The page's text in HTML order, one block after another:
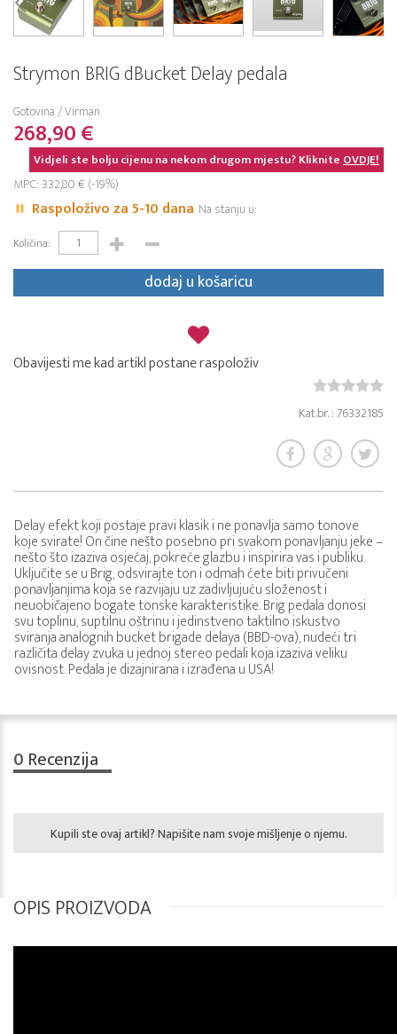
Strymon BRIG dBucket Delay pedala
Gotovina / Virman
268,90 €
Vidjeli ste bolju cijenu na nekom drugom mjestu? KlikniteOVDJE!
MPC: 332,80 € (-19%)
Raspoloživo za 5-10 dana Na stanju u:
Količina:
dodaj u košaricu
Obavijesti me kad artikl postane raspoloživ
Kat.br. : 76332185
Delay efekt koji postaje pravi klasik i ne ponavlja samo tonove
koje svirate! On čine nešto posebno pri svakom ponavljanju jeke –
nešto što izaziva osjećaj, pokreće glazbu i inspirira vas i publiku.
Uključite se u Brig, odsvirajte ton i odmah ćete biti privučeni
ponavljanjima koja se razvijaju uz zadivljujuću složenost i
neuobičajeno bogate tonske karakteristike. Brig pedala donosi
svu toplinu, suptilnu oštrinu i jedinstveno taktilno iskustvo
sviranja analognih bucket brigade delaya (BBD-ova), nudeći tri
različita delay zvuka u jednoj stereo pedali koja izaziva veliku
ovisnost. Pedala je dizajnirana i izrađena u USA!
0 Recenzija
Kupili ste ovaj artikl? Napišite nam svoje mišljenje o njemu.
OPIS PROIZVODA